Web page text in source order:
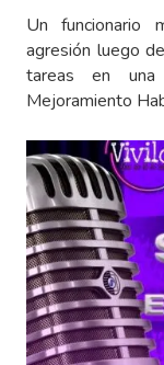
Un funcionario
agresión luego
tareas en
Mejoramiento